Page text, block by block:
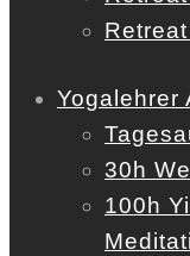
Yogalehrer
30h
100h